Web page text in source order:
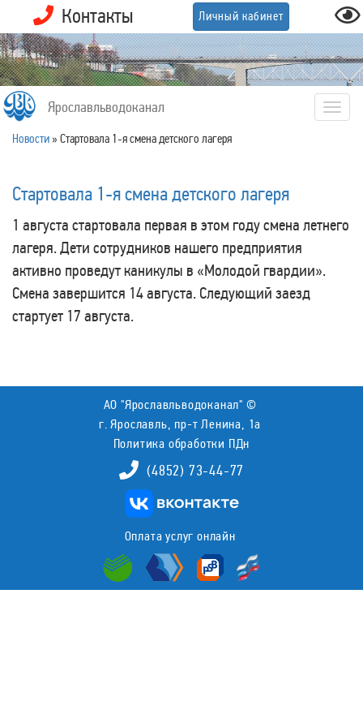
Контакты Личный кабинет
Ярославльводоканал
Новости » Стартовала 1-я смена детского лагеря
Стартовала 1-я смена детского лагеря
1 августа стартовала первая в этом году смена летнего
лагеря. Дети сотрудников нашего предприятия
активно проведут каникулы в «Молодой гвардии».
Смена завершится 14 августа. Следующий заезд
стартует 17 августа.
АО "Ярославльводоканал" ©
г. Ярославль, пр-т Ленина, 1а
Политика обработки ПДн
(4852) 73-44-77
Оплата услуг онлайн